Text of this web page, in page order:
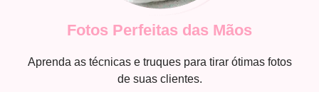
Fotos Perfeitas das Mãos
Aprenda as técnicas e truques para tirar ótimas fotos
de suas clientes.